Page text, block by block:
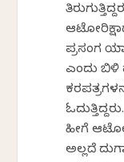
ಪ್ರಸಂಗ
ಎಂದು ಬಿಳಿ
ಹೀಗೆ
ಅಲ್ಲದೆ